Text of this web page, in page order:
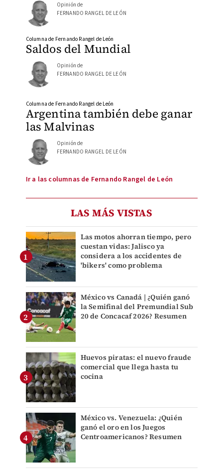
Opinión de
FERNANDO RANGEL DE LEÓN
Saldos del Mundial
Columna de Fernando Rangel de León
Opinión de
FERNANDO RANGEL DE LEÓN
Argentina también debe ganar
las Malvinas
Columna de Fernando Rangel de León
Opinión de
FERNANDO RANGEL DE LEÓN
Ir a las columnas de Fernando Rangel de León
LAS MÁS VISTAS
Las motos ahorran tiempo, pero
cuestan vidas: Jalisco ya
considera a los accidentes de
'bikers' como problema
México vs Canadá | ¿Quién ganó
la Semifinal del Premundial Sub
20 de Concacaf 2026? Resumen
Huevos piratas: el nuevo fraude
comercial que llega hasta tu
cocina
México vs. Venezuela: ¿Quién
ganó el oro en los Juegos
Centroamericanos? Resumen